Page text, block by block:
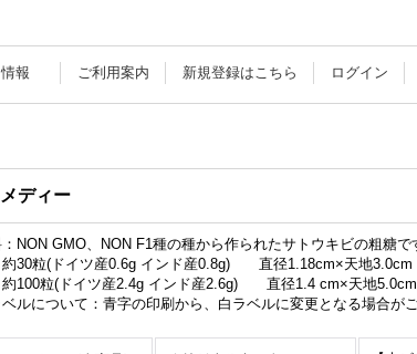
情報 ご利用案内 新規登録はこちら ログイン
ディー
NON GMO、NON F1種の種から作られたサトウキビの粗糖で
約30粒(ドイツ産0.6g インド産0.8g) 直径1.18cm×天地3.0cm
約100粒(ドイツ産2.4g インド産2.6g) 直径1.4 cm×天地5.0cm
ルについて：青字の印刷から、白ラベルに変更となる場合がご